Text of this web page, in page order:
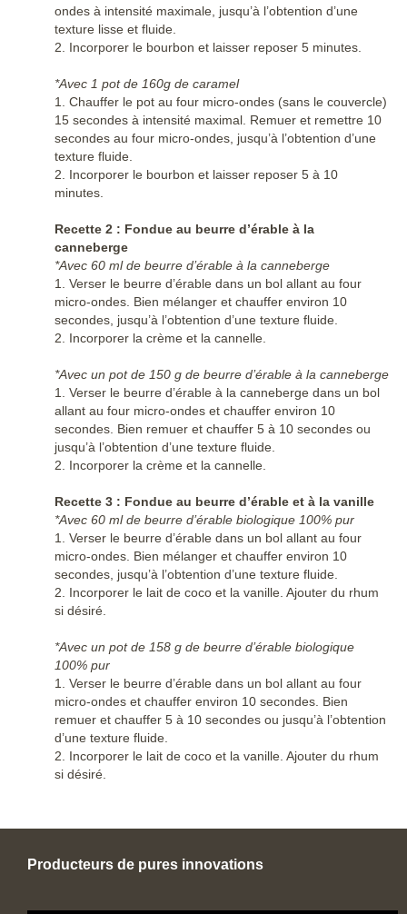
ondes à intensité maximale, jusqu’à l’obtention d’une
texture lisse et fluide.
2. Incorporer le bourbon et laisser reposer 5 minutes.
*Avec 1 pot de 160g de caramel
1. Chauffer le pot au four micro-ondes (sans le couvercle)
15 secondes à intensité maximal. Remuer et remettre 10
secondes au four micro-ondes, jusqu’à l’obtention d’une
texture fluide.
2. Incorporer le bourbon et laisser reposer 5 à 10
minutes.
Recette 2 : Fondue au beurre d’érable à la
canneberge
*Avec 60 ml de beurre d’érable à la canneberge
1. Verser le beurre d’érable dans un bol allant au four
micro-ondes. Bien mélanger et chauffer environ 10
secondes, jusqu’à l’obtention d’une texture fluide.
2. Incorporer la crème et la cannelle.
*Avec un pot de 150 g de beurre d’érable à la canneberge
1. Verser le beurre d’érable à la canneberge dans un bol
allant au four micro-ondes et chauffer environ 10
secondes. Bien remuer et chauffer 5 à 10 secondes ou
jusqu’à l’obtention d’une texture fluide.
2. Incorporer la crème et la cannelle.
Recette 3 : Fondue au beurre d’érable et à la vanille
*Avec 60 ml de beurre d’érable biologique 100% pur
1. Verser le beurre d’érable dans un bol allant au four
micro-ondes. Bien mélanger et chauffer environ 10
secondes, jusqu’à l’obtention d’une texture fluide.
2. Incorporer le lait de coco et la vanille. Ajouter du rhum
si désiré.
*Avec un pot de 158 g de beurre d’érable biologique
100% pur
1. Verser le beurre d’érable dans un bol allant au four
micro-ondes et chauffer environ 10 secondes. Bien
remuer et chauffer 5 à 10 secondes ou jusqu’à l’obtention
d’une texture fluide.
2. Incorporer le lait de coco et la vanille. Ajouter du rhum
si désiré.
Producteurs de pures innovations